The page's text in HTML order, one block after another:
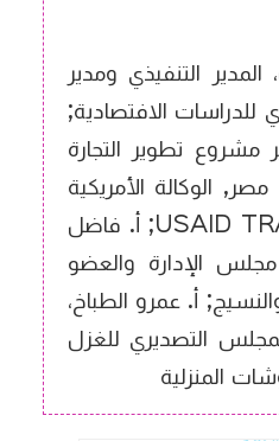
التنفيذي ومدير
للدراسات الافتصادية;
مشروع تطوير التجارة
الوكالة الأمريكية
للتنمية الدولية USAID TRADE; أ. فاضل
الإدارة والعضو
أ. عمرو الطباخ،
التصديري للغزل
المنزلية